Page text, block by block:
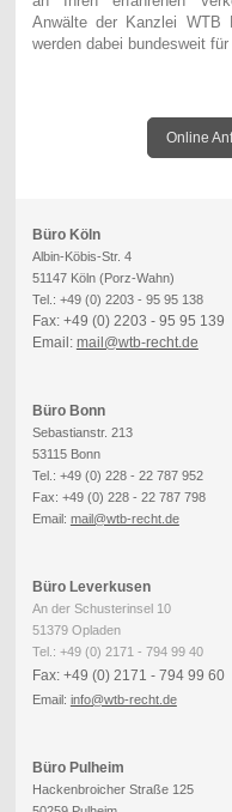
Anwälte der Kanzlei WTB
werden dabei bundesweit
Online
Büro Köln
Albin-Köbis-Str. 4
51147 Köln (Porz-Wahn)
Tel.: +49 (0) 2203 - 95 95 138
Fax: +49 (0) 2203 - 95 95 139
Email: mail@wtb-recht.de
Büro Bonn
Sebastianstr. 213
53115 Bonn
Tel.: +49 (0) 228 - 22 787 952
Fax: +49 (0) 228 - 22 787 798
Email: mail@wtb-recht.de
Büro Leverkusen
An der Schusterinsel 10
51379 Opladen
Tel.: +49 (0) 2171 - 794 99 40
Fax: +49 (0) 2171 - 794 99 60
Email: info@wtb-recht.de
Büro Pulheim
Hackenbroicher Straße 125